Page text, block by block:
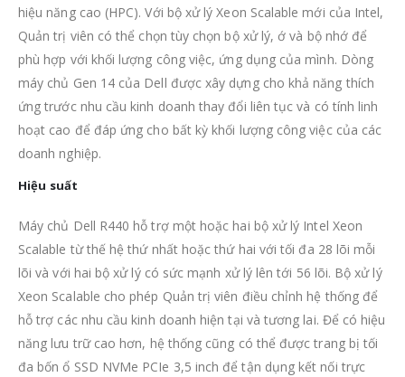
hiệu năng cao (HPC).Với bộ xử lý Xeon Scalable mới của Intel,
Quản trị viên có thể chọn tùy chọn bộ xử lý, ớ và bộ nhớ để
phù hợp với khối lượng công việc, ứng dụng của mình. Dòng
máy chủ Gen 14 của Dell được xây dựng cho khả năng thích
ứng trước nhu cầu kinh doanh thay đổi liên tục và có tính linh
hoạt cao để đáp ứng cho bất kỳ khối lượng công việc của các
doanh nghiệp.
Hiệu suất
Máy chủ Dell R440 hỗ trợ một hoặc hai bộ xử lý Intel Xeon
Scalable từ thế hệ thứ nhất hoặc thứ hai với tối đa 28 lõi mỗi
lõi và với hai bộ xử lý có sức mạnh xử lý lên tới 56 lõi. Bộ xử lý
Xeon Scalable cho phép Quản trị viên điều chỉnh hệ thống để
hỗ trợ các nhu cầu kinh doanh hiện tại và tương lai. Để có hiệu
năng lưu trữ cao hơn, hệ thống cũng có thể được trang bị tối
đa bốn ổ SSD NVMe PCIe 3,5 inch để tận dụng kết nối trực